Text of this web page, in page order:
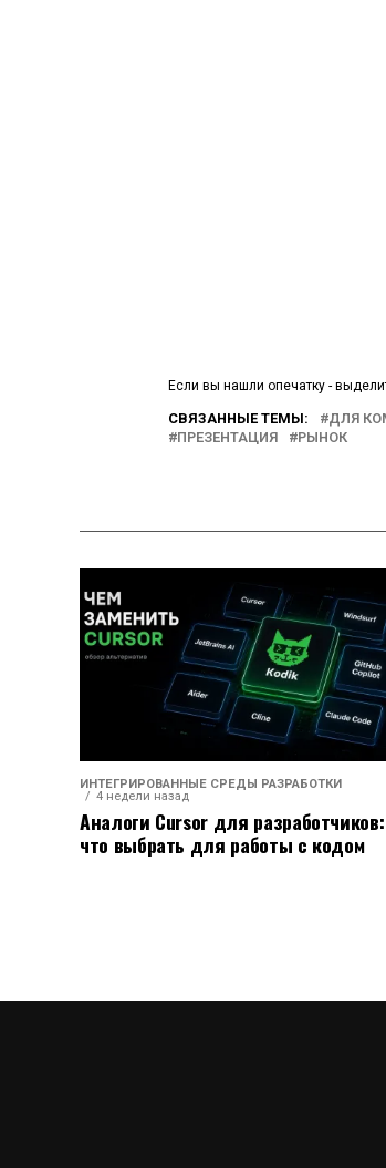
Если вы нашли опечатку -
СВЯЗАННЫЕ ТЕМЫ: ДЛЯ
ПРЕЗЕНТАЦИЯ
РЫНОК
ИНТЕГРИРОВАННЫЕ СРЕДЫ РАЗРАБОТКИ
4 недели назад
Аналоги Cursor для разработчиков:
что выбрать для работы с кодом